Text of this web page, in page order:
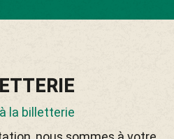
la billetterie